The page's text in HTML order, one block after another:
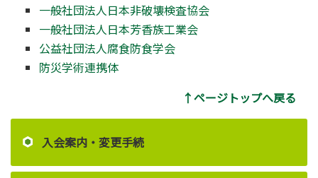
入会案内・変更手続
一般社団法人日本非破壊検査協会
一般社団法人日本芳香族工業会
公益社団法人腐食防食学会
防災学術連携体
↑ページトップへ戻る